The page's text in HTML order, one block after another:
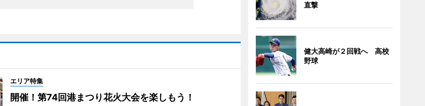
エリア特集
開催！第74回港まつり花火大会を楽しもう！
直撃
健大高崎が２回戦へ 高校
野球